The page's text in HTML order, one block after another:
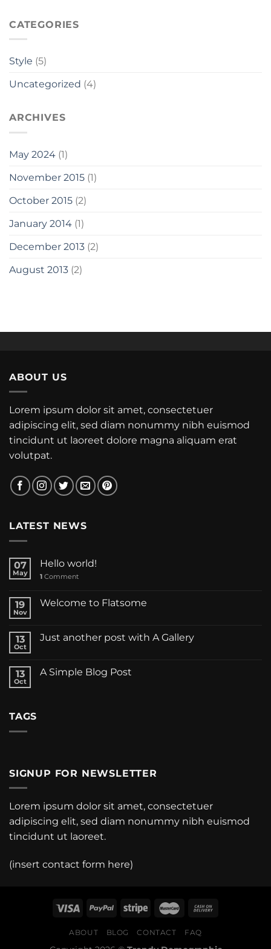
CATEGORIES
Style (5)
Uncategorized (4)
ARCHIVES
May 2024 (1)
November 2015 (1)
October 2015 (2)
January 2014 (1)
December 2013 (2)
August 2013 (2)
ABOUT US
Lorem ipsum dolor sit amet, consectetuer
adipiscing elit, sed diam nonummy nibh euismod
tincidunt ut laoreet dolore magna aliquam erat
volutpat.
LATEST NEWS
07
May
Hello world!
1 Comment
19
Nov
Welcome to Flatsome
13
Oct
Just another post with A Gallery
13
Oct
A Simple Blog Post
TAGS
SIGNUP FOR NEWSLETTER
Lorem ipsum dolor sit amet, consectetuer
adipiscing elit, sed diam nonummy nibh euismod
tincidunt ut laoreet.
(insert contact form here)
ABOUT BLOG CONTACT FAQ